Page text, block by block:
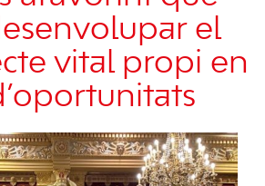
el
vital propi en